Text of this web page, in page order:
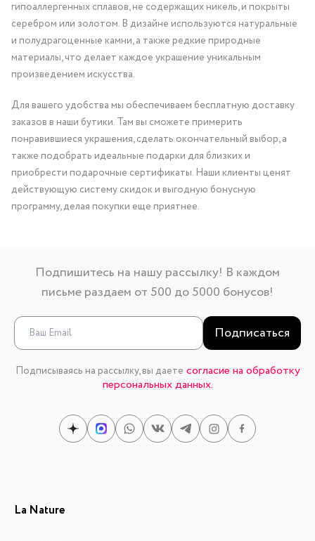
гипоаллергенных сплавов, не содержащих никель, и покрыты
серебром или золотом. В дизайне используются натуральные
и полудрагоценные камни, а также редкие природные
материалы, что делает каждое украшение уникальным
произведением искусства.
Для вашего удобства мы обеспечиваем бесплатную доставку
заказов в наши бутики. Там вы сможете примерить
понравившиеся украшения, сделать окончательный выбор, а
также подобрать идеальные подарки для близких и
приобрести подарочные сертификаты. Наши клиенты ценят
действующую систему скидок и выгодную бонусную
программу, делая покупки еще приятнее.
Подпишитесь на нашу рассылку! В каждом
письме раздаем от 500 до 5000 бонусов!
Подписаться
Подписываясь на рассылку, вы даете согласие на обработку
персональных данных.
La Nature